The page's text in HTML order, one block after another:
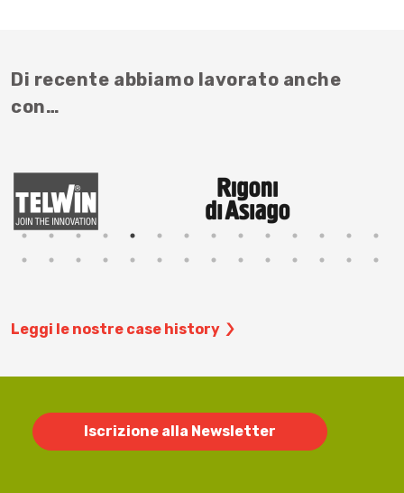
Di recente abbiamo lavorato anche
con…
Leggi le nostre case history
Iscrizione alla Newsletter